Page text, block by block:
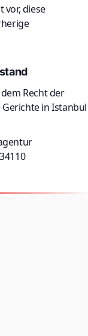
vor, diese
Recht der
in Istanbul